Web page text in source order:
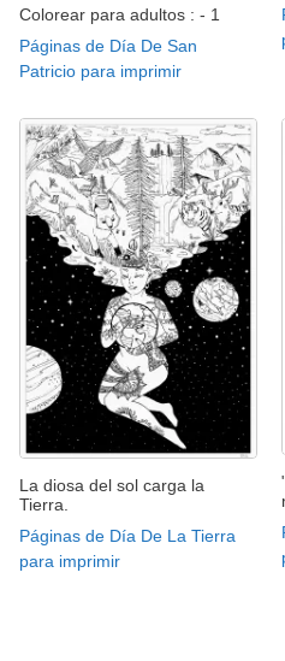
Colorear para adultos : - 1
Páginas de Día De San
Patricio para imprimir
La diosa del sol carga la
Tierra.
Páginas de Día De La Tierra
para imprimir